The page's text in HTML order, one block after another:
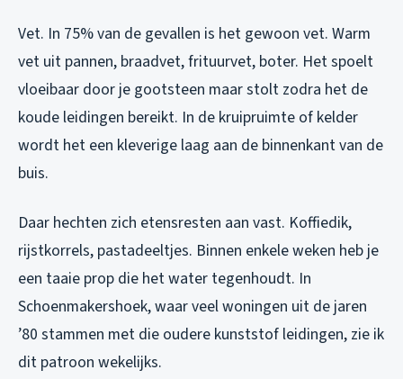
Vet. In 75% van de gevallen is het gewoon vet. Warm
vet uit pannen, braadvet, frituurvet, boter. Het spoelt
vloeibaar door je gootsteen maar stolt zodra het de
koude leidingen bereikt. In de kruipruimte of kelder
wordt het een kleverige laag aan de binnenkant van de
buis.
Daar hechten zich etensresten aan vast. Koffiedik,
rijstkorrels, pastadeeltjes. Binnen enkele weken heb je
een taaie prop die het water tegenhoudt. In
Schoenmakershoek, waar veel woningen uit de jaren
’80 stammen met die oudere kunststof leidingen, zie ik
dit patroon wekelijks.